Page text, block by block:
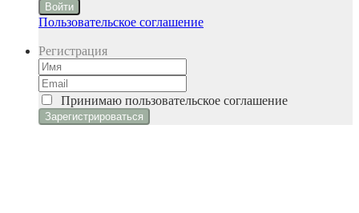
Войти
Пользовательское соглашение
Регистрация
Принимаю пользовательское соглашение